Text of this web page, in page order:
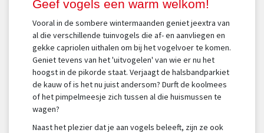
Geef vogels een warm welkom!
Vooral in de sombere wintermaanden geniet jeextra van
al die verschillende tuinvogels die af- en aanvliegen en
gekke capriolen uithalen om bij het vogelvoer te komen.
Geniet tevens van het 'uitvogelen' van wie er nu het
hoogst in de pikorde staat. Verjaagt de halsbandparkiet
de kauw of is het nu juist andersom? Durft de koolmees
of het pimpelmeesje zich tussen al die huismussen te
wagen?
Naast het plezier dat je aan vogels beleeft, zijn ze ook